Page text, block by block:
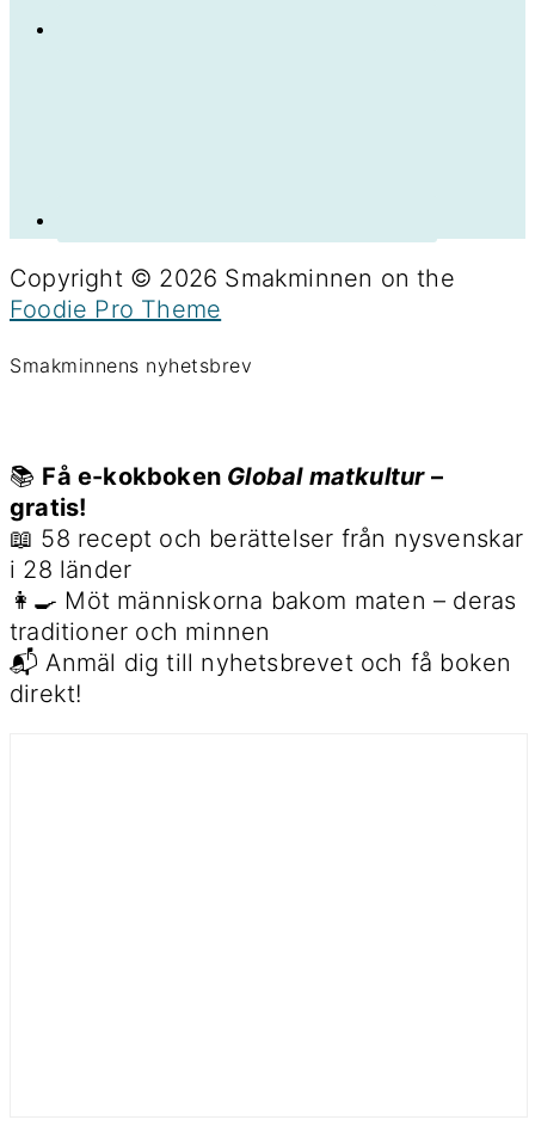
Copyright © 2026 Smakminnen on the
Foodie Pro Theme
Smakminnens nyhetsbrev
📚 Få e-kokboken Global matkultur–
gratis!
📖 58 recept och berättelser från nysvenskar
i 28 länder
👩‍🍳 Möt människorna bakom maten – deras
traditioner och minnen
📬 Anmäl dig till nyhetsbrevet och få boken
direkt!